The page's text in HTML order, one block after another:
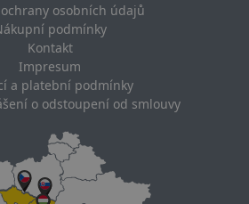
osobních údajů
podmínky
Kontakt
Impresum
a platební podmínky
o odstoupení od smlouvy